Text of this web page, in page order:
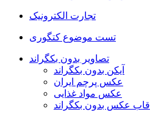
تجارت الکترونیک
تست موضوع کتگوری
تصاویر بدون بکگراند
آیکن بدون بکگراند
عکس پرچم ایران
عکس مواد غذایی
قاب عکس بدون بکگراند